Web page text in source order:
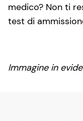
medico? Non ti
test di
Immagine in